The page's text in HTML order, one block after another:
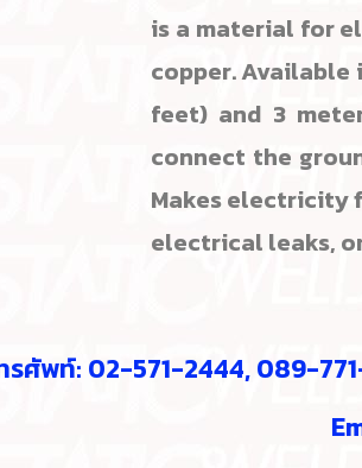
is a material for
copper. Available
feet) and 3
connect the
Makes electricity
electrical leaks,
รศัพท์: 02-571-2444, 089-